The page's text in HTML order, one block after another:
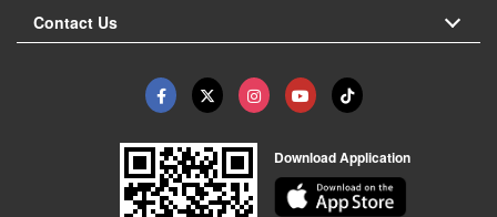
Contact Us
Download Application